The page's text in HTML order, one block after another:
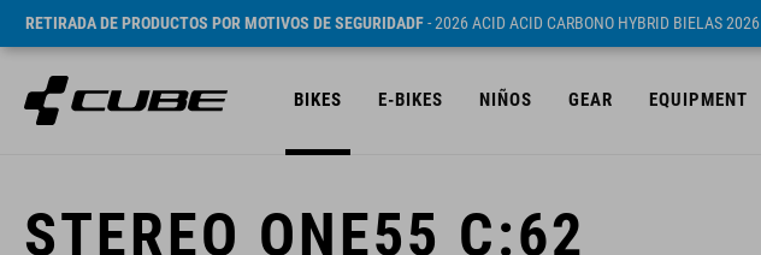
RETIRADA DE PRODUCTOS POR MOTIVOS DE SEGURIDADF- 2026 ACID ACID CARBONO HYBRID BIELAS 2026
BIKES E-BIKES NIÑOS GEAR EQUIPMENT
STEREO ONE55 C:62